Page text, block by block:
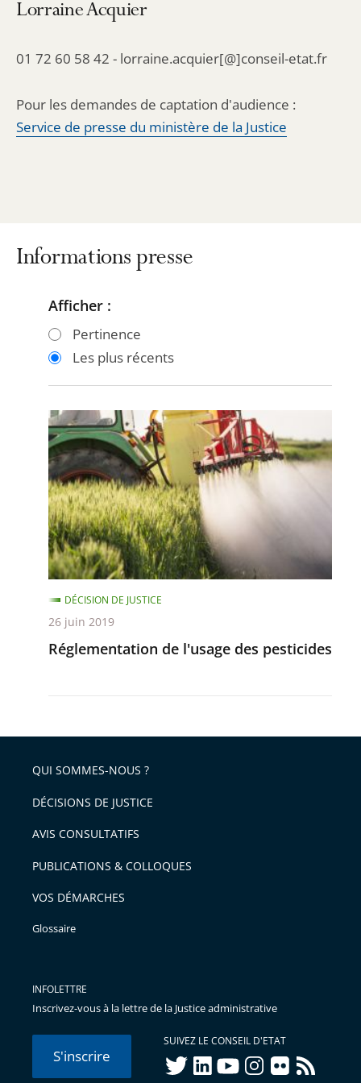
Lorraine Acquier
01 72 60 58 42 - lorraine.acquier[@]conseil-etat.fr
Pour les demandes de captation d'audience :
Service de presse du ministère de la Justice
Informations presse
Passer
filtres
après
Passer
filtres
avant
Afficher :
Pertinence
Les plus récents
Réglementation
de
l'usage
des
pesticides
Réglementation de l'usage des pesticides
DÉCISION DE JUSTICE
26 juin 2019
QUI SOMMES-NOUS ?
DÉCISIONS DE JUSTICE
AVIS CONSULTATIFS
PUBLICATIONS & COLLOQUES
VOS DÉMARCHES
Glossaire
INFOLETTRE
Inscrivez-vous à la lettre de la Justice administrative
S'inscrire
SUIVEZ LE CONSEIL D'ETAT
twitterlinkedInyoutubeinstagram
flickr rss